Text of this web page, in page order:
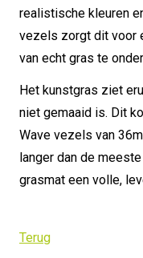
realistische kleuren
vezels zorgt dit voor
van echt gras te
Het kunstgras ziet
niet gemaaid is. Dit
Wave vezels van
langer dan de
grasmat een volle,
Terug